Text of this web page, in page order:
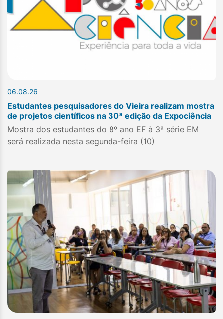
06.08.26
Estudantes pesquisadores do Vieira realizam mostra
de projetos científicos na 30ª edição da Expociência
Mostra dos estudantes do 8º ano EF à 3ª série EM
será realizada nesta segunda-feira (10)